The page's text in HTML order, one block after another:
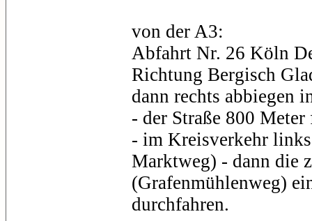
von der A3:
Abfahrt Nr. 26 Köln
Richtung Bergisch
dann rechts abbiegen
- der Straße 800
- im Kreisverkehr
Marktweg) - dann die
(Grafenmühlenweg)
durchfahren.